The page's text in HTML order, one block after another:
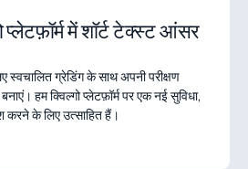
प्लेटफ़ॉर्म में शॉर्ट टेक्स्ट आंसर
स्वचालित ग्रेडिंग के साथ अपनी परीक्षण
हम क्विल्गो प्लेटफ़ॉर्म पर एक नई सुविधा,
करने के लिए उत्साहित हैं।